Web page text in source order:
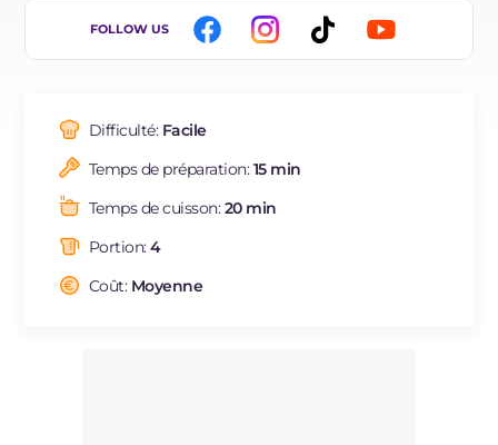
ES
BR
NL
FOLLOW US
Difficulté: Facile
Temps de préparation:15 min
Temps de cuisson:20 min
Portion:4
Coût: Moyenne